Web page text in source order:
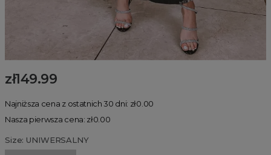
zł149.99
Najniższa cena z ostatnich 30 dni: zł0.00
Nasza pierwsza cena: zł0.00
Size: UNIWERSALNY